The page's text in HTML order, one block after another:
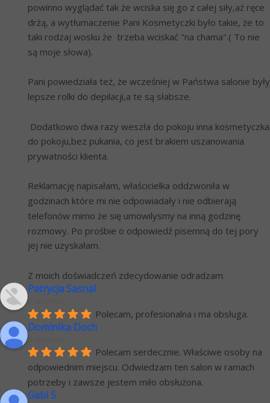
powinno wyglądać tak że wciska się go z całej siły,aż ręce
drżą, a wytłumaczenie Pani Kosmetyczki było takie, że to
taki rodzaj wosku że  trzeba wciskać "na chama".( To nie
są moje słowa).
Pani powiedziała też, że wcześniej w Państwa salonie były
lepsze rolki do depilacji,a te są słabsze.
Dodatkowo dwa razy weszła do pokoju inna kosmetyczka
do pokoju,bez pukania, co jest brakiem uszanowania
prywatności klienta.
Reklamację napisałam, właścicielka oddzwoniła w
godzinach które mi nie odpowiadały i nie odbierają
telefonów mimo że się umowilysmy na inną godzinę
rozmowy. Po prośbie o odpowiedź pisemną do tej pory
jej nie uzyskałam.
Z moich doświadczeń zdecydowanie odradzam.
Patrycja Sasnal
Polecam, profesionalna i ma obsługa.
Dominika Doch
Polecam serdecznie. Właściwe osoby na
odpowiednim miejscu. Odwiedzam ten salon w ramach
potrzeby i zawsze jestem miło obsłużona.
Gabi S